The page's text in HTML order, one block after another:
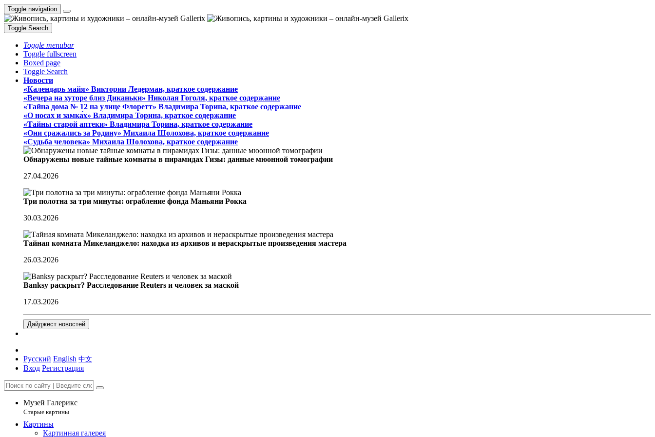
Toggle navigation
Toggle Search
Toggle menubar
Toggle fullscreen
Boxed page
Toggle Search
Новости
«Календарь майя» Виктории Ледерман, краткое содержание
«Вечера на хуторе близ Диканьки» Николая Гоголя, краткое содержание
«Тайна дома № 12 на улице Флоретт» Владимира Торина, краткое содержание
«О носах и замка́х» Владимира Торина, краткое содержание
«Тайны старой аптеки» Владимира Торина, краткое содержание
«Они сражались за Родину» Михаила Шолохова, краткое содержание
«Судьба человека» Михаила Шолохова, краткое содержание
Обнаружены новые тайные комнаты в пирамидах Гизы: данные мюонной томографии
27.04.2026
Три полотна за три минуты: ограбление фонда Маньяни Рокка
30.03.2026
Тайная комната Микеланджело: находка из архивов и нераскрытые произведения мастера
26.03.2026
Banksy раскрыт? Расследование Reuters и человек за маской
17.03.2026
Дайджест новостей
Русский English 中文
Вход Регистрация
Музей Галерикс
Старые картины
Картины
Картинная галерея